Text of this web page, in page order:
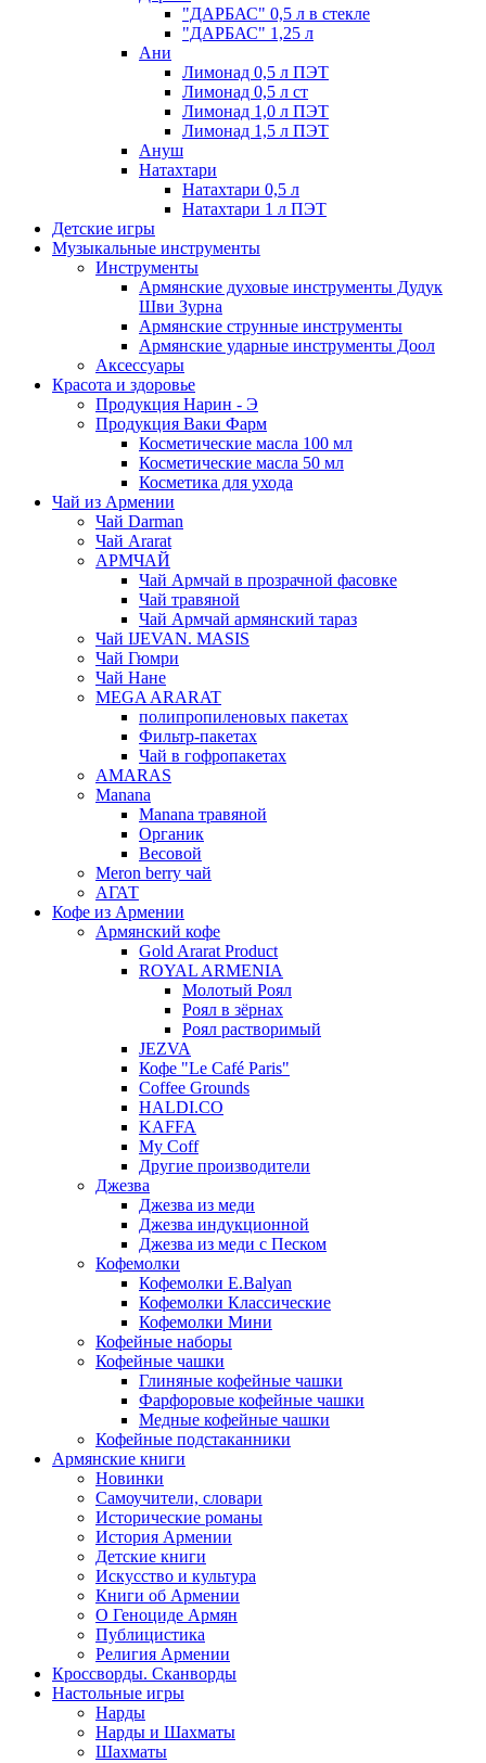
"ДАРБАС" 0,5 л в стекле
"ДАРБАС" 1,25 л
Ани
Лимонад 0,5 л ПЭТ
Лимонад 0,5 л ст
Лимонад 1,0 л ПЭТ
Лимонад 1,5 л ПЭТ
Ануш
Натахтари
Натахтари 0,5 л
Натахтари 1 л ПЭТ
Детские игры
Музыкальные инструменты
Инструменты
Армянские духовые инструменты Дудук
Шви Зурна
Армянские струнные инструменты
Армянские ударные инструменты Доол
Аксессуары
Красота и здоровье
Продукция Нарин - Э
Продукция Ваки Фарм
Косметические масла 100 мл
Косметические масла 50 мл
Косметика для ухода
Чай из Армении
Чай Darman
Чай Ararat
АРМЧАЙ
Чай Армчай в прозрачной фасовке
Чай травяной
Чай Армчай армянский тараз
Чай IJEVAN. MASIS
Чай Гюмри
Чай Нане
MEGA ARARAT
полипропиленовых пакетах
Фильтр-пакетах
Чай в гофропакетах
AMARAS
Manana
Manana травяной
Органик
Весовой
Meron berry чай
АГАТ
Кофе из Армении
Армянский кофе
Gold Ararat Product
ROYAL ARMENIA
Молотый Роял
Роял в зёрнах
Роял растворимый
JEZVA
Кофе "Le Café Paris"
Coffee Grounds
HALDI.CO
KAFFA
My Coff
Другие производители
Джезва
Джезва из меди
Джезва индукционной
Джезва из меди с Песком
Кофемолки
Кофемолки E.Balyan
Кофемолки Классические
Кофемолки Мини
Кофейные наборы
Кофейные чашки
Глиняные кофейные чашки
Фарфоровые кофейные чашки
Медные кофейные чашки
Кофейные подстаканники
Армянские книги
Новинки
Самоучители, словари
Исторические романы
История Армении
Детские книги
Иcкусство и культура
Книги об Армении
О Геноциде Армян
Публицистика
Религия Армении
Кроссворды. Сканворды
Настольные игры
Нарды
Нарды и Шахматы
Шахматы